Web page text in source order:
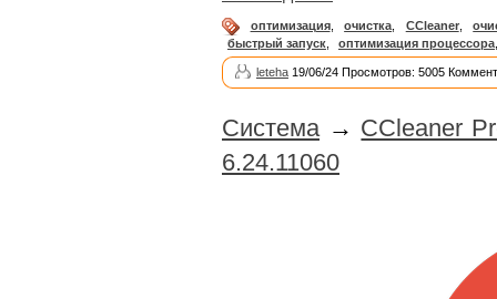
оптимизация, очистка CCleaner,
быстрый запуск
оптимизация процессора
leteha 19/06/24 Просмотров: 5005
Система → CCleaner
6.24.11060